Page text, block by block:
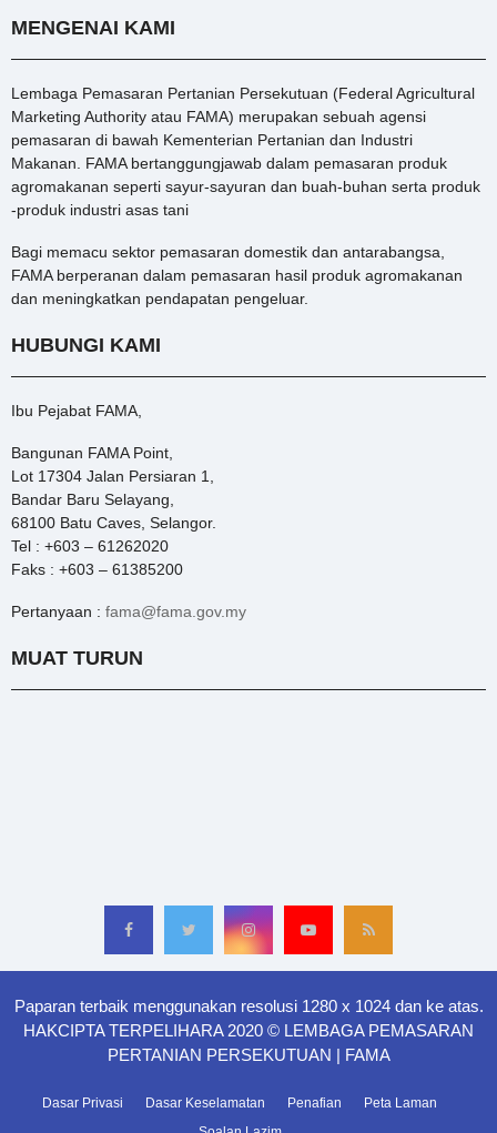
MENGENAI KAMI
Lembaga Pemasaran Pertanian Persekutuan (Federal Agricultural
Marketing Authority atau FAMA) merupakan sebuah agensi
pemasaran di bawah Kementerian Pertanian dan Industri
Makanan. FAMA bertanggungjawab dalam pemasaran produk
agromakanan seperti sayur-sayuran dan buah-buhan serta produk
-produk industri asas tani
Bagi memacu sektor pemasaran domestik dan antarabangsa,
FAMA berperanan dalam pemasaran hasil produk agromakanan
dan meningkatkan pendapatan pengeluar.
HUBUNGI KAMI
Ibu Pejabat FAMA,
Bangunan FAMA Point,
Lot 17304 Jalan Persiaran 1,
Bandar Baru Selayang,
68100 Batu Caves, Selangor.
Tel : +603 – 61262020
Faks : +603 – 61385200
Pertanyaan : fama@fama.gov.my
MUAT TURUN
Paparan terbaik menggunakan resolusi 1280 x 1024 dan ke atas.
HAKCIPTA TERPELIHARA 2020 © LEMBAGA PEMASARAN
PERTANIAN PERSEKUTUAN | FAMA
Dasar Privasi Dasar Keselamatan Penafian
Peta Laman